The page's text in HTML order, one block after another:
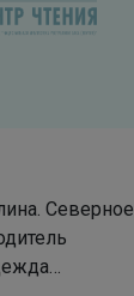
Северное